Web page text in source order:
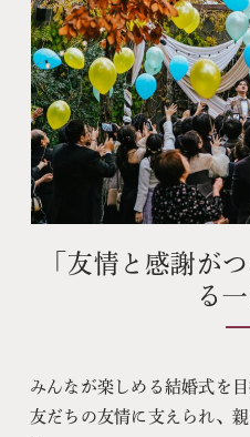
「友情と感謝が
る一
みんなが楽しめる結婚式を
友だちの友情に支えられ、